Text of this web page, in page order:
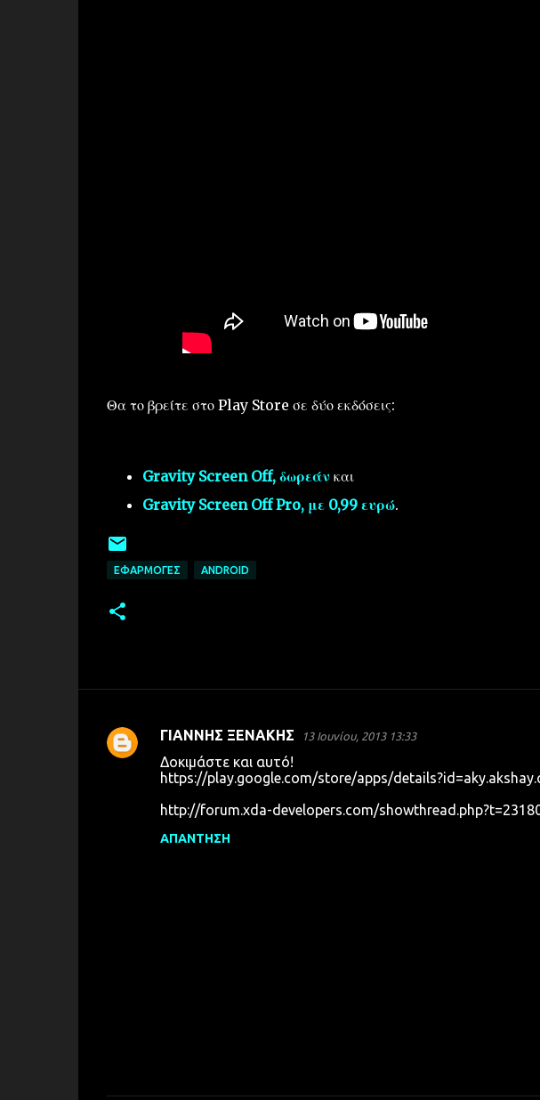
Θα το βρείτε στο Play Store σε δύο εκδόσεις:
Gravity Screen Off, δωρεάνκαι
Gravity Screen Off Pro, με 0,99 ευρώ.
ΕΦΑΡΜΟΓΈΣ ANDROID
Σ
ΓΙΑΝΝΗΣ ΞΕΝΑΚΗΣ 13 Ιουνίου, 2013 13:33
Δοκιμάστε και αυτό!
https://play.google.com/store/apps/
http://forum.xda-developers.com/
ΑΠΆΝΤΗΣΗ